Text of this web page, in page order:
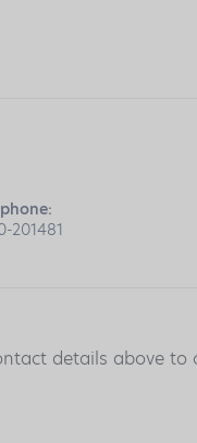
201481
details above